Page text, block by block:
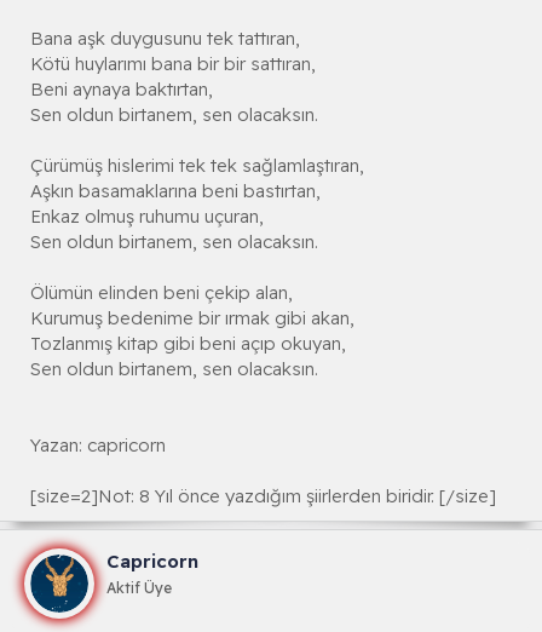
Bana aşk duygusunu tek tattıran,
Kötü huylarımı bana bir bir sattıran,
Beni aynaya baktırtan,
Sen oldun birtanem, sen olacaksın.
Çürümüş hislerimi tek tek sağlamlaştıran,
Aşkın basamaklarına beni bastırtan,
Enkaz olmuş ruhumu uçuran,
Sen oldun birtanem, sen olacaksın.
Ölümün elinden beni çekip alan,
Kurumuş bedenime bir ırmak gibi akan,
Tozlanmış kitap gibi beni açıp okuyan,
Sen oldun birtanem, sen olacaksın.
Yazan: capricorn
[size=2]Not: 8 Yıl önce yazdığım şiirlerden biridir. [/size]
Capricorn
Aktif Üye